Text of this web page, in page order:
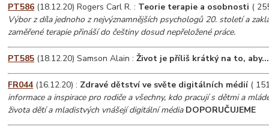
PT586 (18.12.20) Rogers Carl R. : Teorie terapie a osobnosti (
Výbor z díla jednoho z nejvýznamnějších psychologů 20. století a
zaměřené terapie přináší do češtiny dosud nepřeložené práce.
PT585 (18.12.20) Samson Alain :Život je příliš krátký na to, aby...
FR044 (16.12.20) : Zdravé dětství ve světe digitálních médií(
informace a inspirace pro rodiče a všechny, kdo pracují s dětmi a
života dětí a mladistvých vnášejí digitální média DOPORUČUJEME